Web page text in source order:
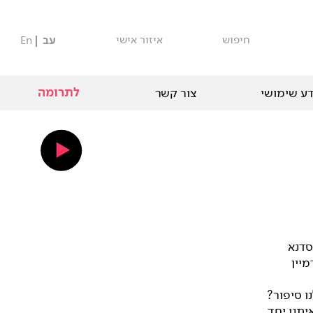
חיפוש איזור אישי עב En
שימושי צור קשר לתרומה
סיפור?